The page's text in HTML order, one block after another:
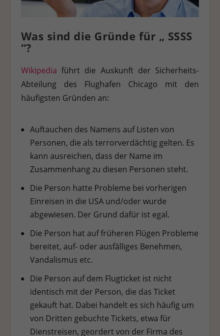
Was sind die Gründe für „ SSSS
“?
Wikipedia führt die Auskunft der Sicherheits-
Abteilung des Flughafen Chicago mit den
häufigsten Gründen an:
Auftauchen des Namens auf Listen von
Personen, die als terrorverdächtig gelten. Es
kann ausreichen, dass der Name im
Zusammenhang zu diesen Personen steht.
Die Person hatte Probleme bei vorherigen
Einreisen in die USA und/oder wurde
abgewiesen. Der Grund dafür ist egal.
Die Person hat auf früheren Flügen Probleme
bereitet, auf- oder ausfälliges Benehmen,
Vandalismus etc.
Die Person auf dem Flugticket ist nicht
identisch mit der Person, die das Ticket
gekauft hat. Dabei handelt es sich häufig um
von Dritten gebuchte Tickets, etwa für
Dienstreisen, geordert von der Firma des
Statistiken (1)
Statistik Cookies erfassen Informationen anonym. Diese Informationen
helfen uns zu verstehen, wie unsere Besucher unsere Website nutzen.
Externe Medien (7)
Inhalte von Videoplattformen und Social-Media-Plattformen werden
standardmäßig blockiert. Wenn Cookies von externen Medien akzeptiert
Cookie-Informationen anzeigen
Datenschutzerklärung